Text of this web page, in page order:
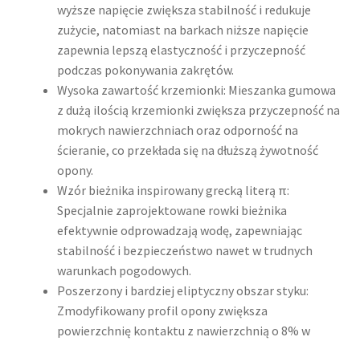
wyższe napięcie zwiększa stabilność i redukuje
zużycie, natomiast na barkach niższe napięcie
zapewnia lepszą elastyczność i przyczepność
podczas pokonywania zakrętów.
Wysoka zawartość krzemionki: Mieszanka gumowa
z dużą ilością krzemionki zwiększa przyczepność na
mokrych nawierzchniach oraz odporność na
ścieranie, co przekłada się na dłuższą żywotność
opony.​
Wzór bieżnika inspirowany grecką literą π:
Specjalnie zaprojektowane rowki bieżnika
efektywnie odprowadzają wodę, zapewniając
stabilność i bezpieczeństwo nawet w trudnych
warunkach pogodowych.
Poszerzony i bardziej eliptyczny obszar styku:
Zmodyfikowany profil opony zwiększa
powierzchnię kontaktu z nawierzchnią o 8% w